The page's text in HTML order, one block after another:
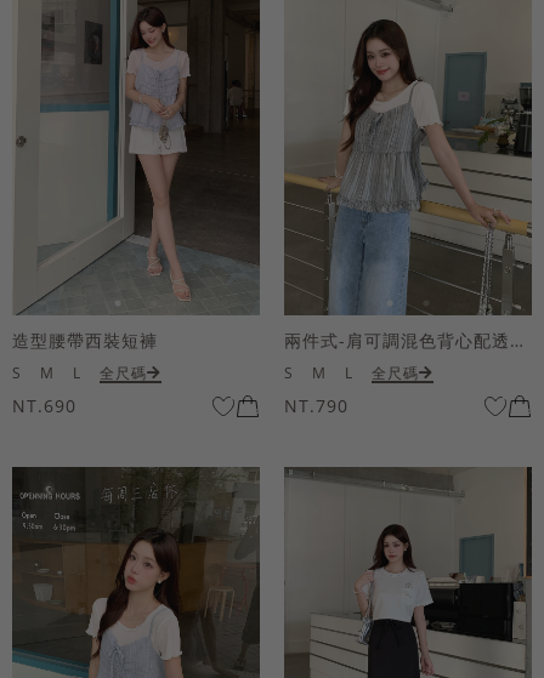
造型腰帶西裝短褲
S M L 全尺碼
NT.690
兩件式-肩可調混色背心配透膚短袖上衣
S M L 全尺碼
NT.790